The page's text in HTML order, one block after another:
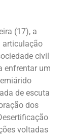
(17), a
articulação
civil
enfrentar um
de escuta
dos
voltadas